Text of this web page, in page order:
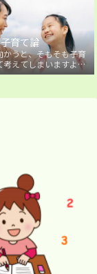
子育て論
かうと、そもそも子育
考えてしまいますよ
学受験に向かうお子様